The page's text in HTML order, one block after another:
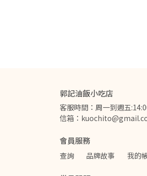
郭記油飯小吃店
客服時間：周一到週五
信箱：
會員服務
查詢 品牌故事 我的